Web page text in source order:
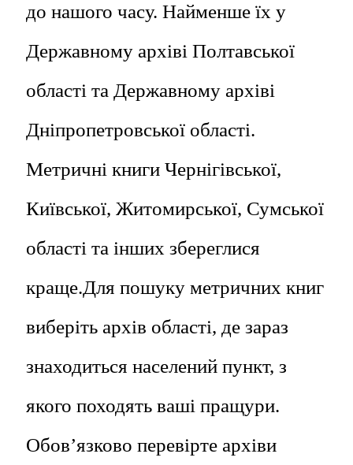
до нашого часу. Найменше їх у
Державному архіві Полтавської
області та Державному архіві
Дніпропетровської області.
Метричні книги Чернігівської,
Київської, Житомирської, Сумської
області та інших збереглися
краще.Для пошуку метричних книг
виберіть архів області, де зараз
знаходиться населений пункт, з
якого походять ваші пращури.
Обов’язково перевірте архіви